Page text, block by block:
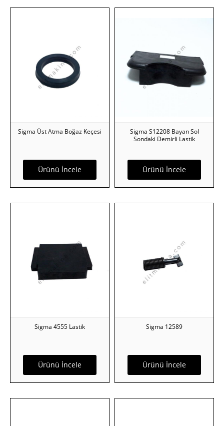
Ürünü İncele
Sigma Üst Atma Boğaz Keçesi
Ürünü İncele
Sigma S12208 Bayan Sol
Sondaki Demirli Lastik
Ürünü İncele
Sigma 4555 Lastik
Ürünü İncele
Sigma 12589